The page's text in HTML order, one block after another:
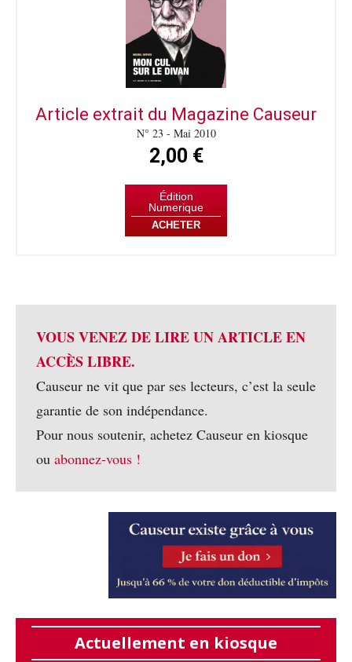
Article extrait du Magazine Causeur
N° 23 - Mai 2010
2,00 €
Édition
Numerique
ACHETER
VOUS VENEZ DE LIRE UN ARTICLE EN
ACCÈS LIBRE.
Causeur ne vit que par ses lecteurs, c’est la seule
garantie de son indépendance.
Pour nous soutenir, achetez Causeur en kiosque
ou abonnez-vous !
Actuellement en kiosque